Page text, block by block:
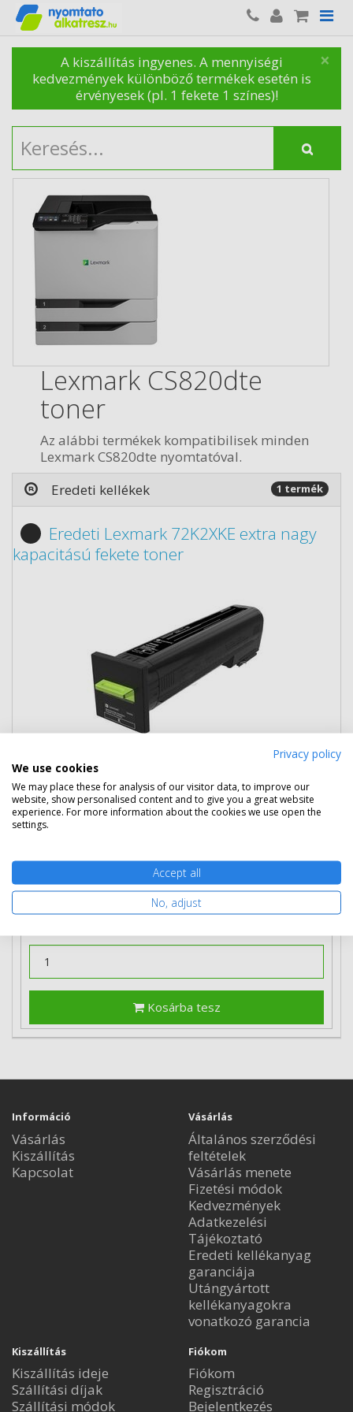
×
A kiszállítás ingyenes. A mennyiségi
kedvezmények különböző termékek esetén is
érvényesek (pl. 1 fekete 1 színes)!
Lexmark CS820dte
toner
Az alábbi termékek kompatibilisek minden
Lexmark CS820dte nyomtatóval.
Eredeti kellékek
1 termék
Eredeti Lexmark 72K2XKE extra nagy
kapacitású fekete toner
176 390 Ft (bruttó 224 015 Ft)
Több darabos ár
Rendelésre Mikor kapom meg?
Ingyenes szállítás
Kosárba tesz
Információ
Vásárlás
Kiszállítás
Kapcsolat
Vásárlás
Általános szerződési
feltételek
Vásárlás menete
Fizetési módok
Kedvezmények
Adatkezelési
Tájékoztató
Eredeti kellékanyag
garanciája
Utángyártott
kellékanyagokra
vonatkozó garancia
Kiszállítás
Kiszállítás ideje
Szállítási díjak
Szállítási módok
Fiókom
Fiókom
Regisztráció
Bejelentkezés
Privacy policy
We use cookies
We may place these for analysis of our visitor data, to improve our
website, show personalised content and to give you a great website
experience. For more information about the cookies we use open the
settings.
Accept all
No, adjust